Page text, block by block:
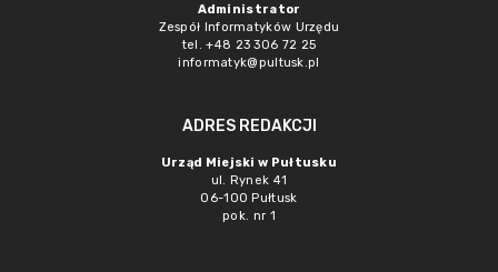
Administrator
Zespół Informatyków Urzędu
tel. +48 23 306 72 25
informatyk@pultusk.pl
ADRES REDAKCJI
Urząd Miejski w Pułtusku
ul. Rynek 41
06-100 Pułtusk
pok. nr 1